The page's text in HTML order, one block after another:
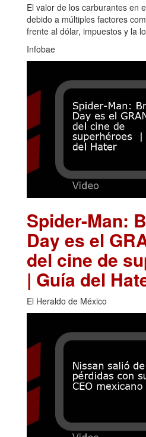
El valor de los carburantes en
debido a múltiples factores
frente al dólar, impuestos y la
Infobae
Spider-Man:
Day es el
del cine de
| Guía del
El Heraldo de México